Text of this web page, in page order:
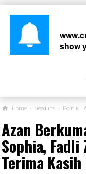
Home › Headline › Politik
Azan
Sophia,
Terima Kasih
show